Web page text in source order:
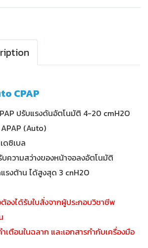
CPAP
ปรับแรงดันอัตโนมัติ 4-20 cmH2O
(Auto)
ดซิเบล
บความสว่างของหน้าจอลงอัตโนมัติ
รงต้าน ได้สูงสุด 3 cnH2O
องได้รับใบสั่งจากผู้ประกอบวิชาชีพ
เตือนในฉลาก และเอกสารกำกับเครื่องมือ